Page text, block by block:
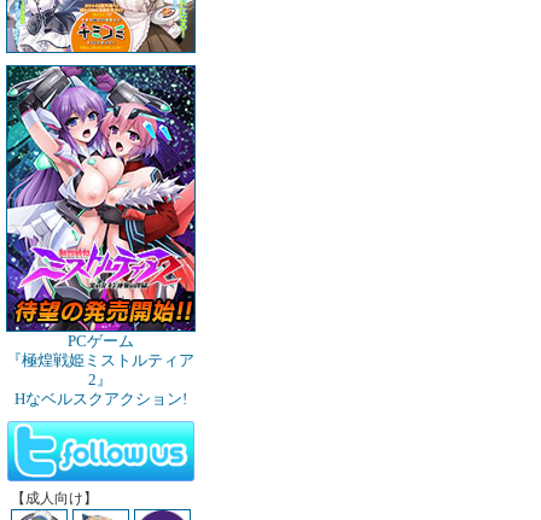
PCゲーム
『極煌戦姫ミストルティア
2』
Hなベルスクアクション!
【成人向け】